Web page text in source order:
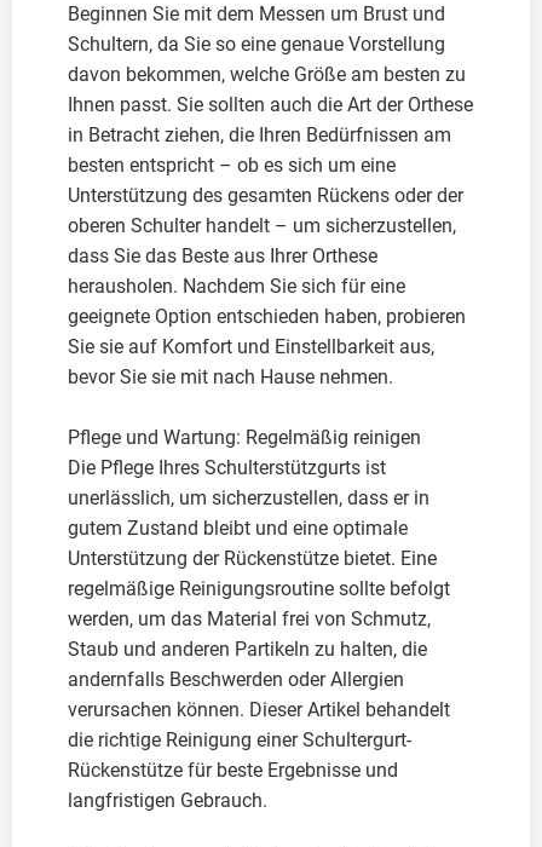
Beginnen Sie mit dem Messen um Brust und
Schultern, da Sie so eine genaue Vorstellung
davon bekommen, welche Größe am besten zu
Ihnen passt. Sie sollten auch die Art der Orthese
in Betracht ziehen, die Ihren Bedürfnissen am
besten entspricht – ob es sich um eine
Unterstützung des gesamten Rückens oder der
oberen Schulter handelt – um sicherzustellen,
dass Sie das Beste aus Ihrer Orthese
herausholen. Nachdem Sie sich für eine
geeignete Option entschieden haben, probieren
Sie sie auf Komfort und Einstellbarkeit aus,
bevor Sie sie mit nach Hause nehmen.
Pflege und Wartung: Regelmäßig reinigen
Die Pflege Ihres Schulterstützgurts ist
unerlässlich, um sicherzustellen, dass er in
gutem Zustand bleibt und eine optimale
Unterstützung der Rückenstütze bietet. Eine
regelmäßige Reinigungsroutine sollte befolgt
werden, um das Material frei von Schmutz,
Staub und anderen Partikeln zu halten, die
andernfalls Beschwerden oder Allergien
verursachen können. Dieser Artikel behandelt
die richtige Reinigung einer Schultergurt-
Rückenstütze für beste Ergebnisse und
langfristigen Gebrauch.